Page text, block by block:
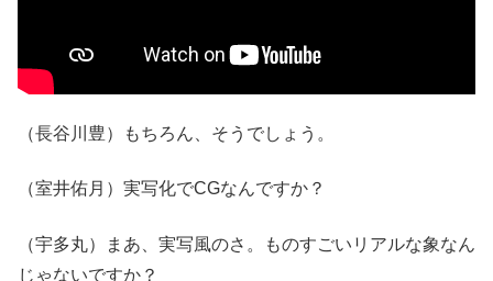
（長谷川豊）もちろん、そうでしょう。
（室井佑月）実写化でCGなんですか？
（宇多丸）まあ、実写風のさ。ものすごいリアルな象なん
じゃないですか？